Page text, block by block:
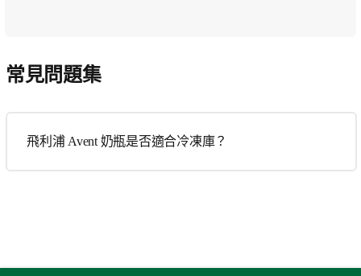
常見問題集
飛利浦 Avent 奶瓶是否適合冷凍庫？